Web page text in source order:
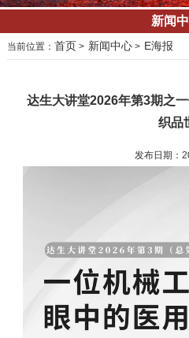
新闻
当前位置： 首页 > 新闻中心 > E海报
达生大讲堂2026年第3期之
织品
发布日期：